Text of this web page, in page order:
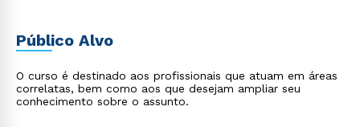
Público Alvo
O curso é destinado aos profissionais que atuam em áreas
correlatas, bem como aos que desejam ampliar seu
conhecimento sobre o assunto.